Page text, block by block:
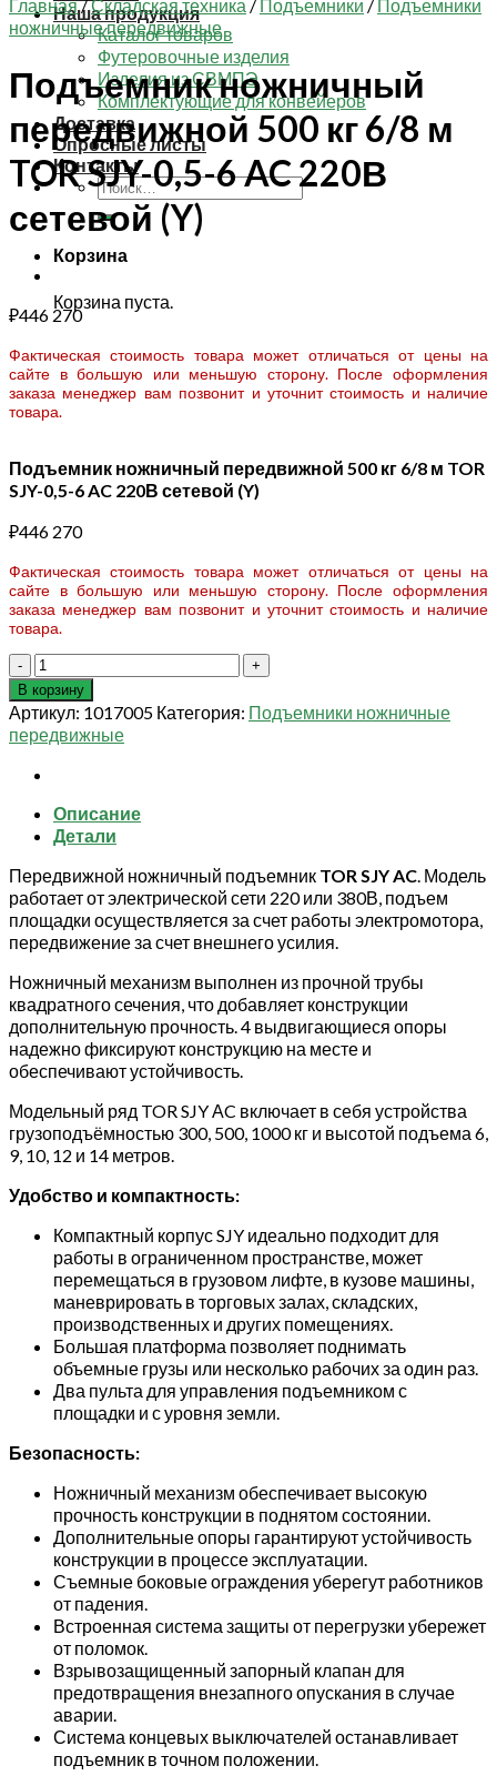
Наша продукция
Каталог товаров
Футеровочные изделия
Изделия из СВМПЭ
Комплектующие для конвейеров
Доставка
Опросные листы
Контакты
Искать:
Корзина
Корзина пуста.
Главная/Складская техника / Подъемники / Подъемники
ножничные передвижные
Подъемник ножничный
передвижной 500 кг 6/8 м
TOR SJY-0,5-6 AC 220В
сетевой (Y)
₽446 270
Фактическая стоимость товара может отличаться от цены на
сайте в большую или меньшую сторону. После оформления
заказа менеджер вам позвонит и уточнит стоимость и наличие
товара.
Подъемник ножничный передвижной 500 кг 6/8 м TOR
SJY-0,5-6 AC 220В сетевой (Y)
₽446 270
Фактическая стоимость товара может отличаться от цены на
сайте в большую или меньшую сторону. После оформления
заказа менеджер вам позвонит и уточнит стоимость и наличие
товара.
Количество
товара
Подъемник
ножничный
передвижной
500
6/8
м
SJY-
0,5-
6
AC
сетевой
(Y)
В корзину
Артикул: 1017005 Категория: Подъемники ножничные
передвижные
Описание
Детали
Передвижной ножничный подъемник TOR SJY AC. Модель
работает от электрической сети 220 или 380В, подъем
площадки осуществляется за счет работы электромотора,
передвижение за счет внешнего усилия.
Ножничный механизм выполнен из прочной трубы
квадратного сечения, что добавляет конструкции
дополнительную прочность. 4 выдвигающиеся опоры
надежно фиксируют конструкцию на месте и
обеспечивают устойчивость.
Модельный ряд TOR SJY АC включает в себя устройства
грузоподъёмностью 300, 500, 1000 кг и высотой подъема 6,
9, 10, 12 и 14 метров.
Удобство и компактность:
Компактный корпус SJY идеально подходит для
работы в ограниченном пространстве, может
перемещаться в грузовом лифте, в кузове машины,
маневрировать в торговых залах, складских,
производственных и других помещениях.
Большая платформа позволяет поднимать
объемные грузы или несколько рабочих за один раз.
Два пульта для управления подъемником с
площадки и с уровня земли.
Безопасность:
Ножничный механизм обеспечивает высокую
прочность конструкции в поднятом состоянии.
Дополнительные опоры гарантируют устойчивость
конструкции в процессе эксплуатации.
Съемные боковые ограждения уберегут работников
от падения.
Встроенная система защиты от перегрузки убережет
от поломок.
Взрывозащищенный запорный клапан для
предотвращения внезапного опускания в случае
аварии.
Система концевых выключателей останавливает
подъемник в точном положении.